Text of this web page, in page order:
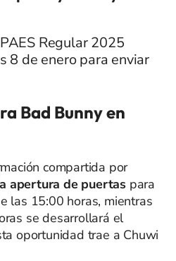
Regular 2025
8 de enero para enviar
Bad Bunny en
compartida por
apertura de puertas para
las 15:00 horas, mientras
se desarrollará el
oportunidad trae a Chuwi